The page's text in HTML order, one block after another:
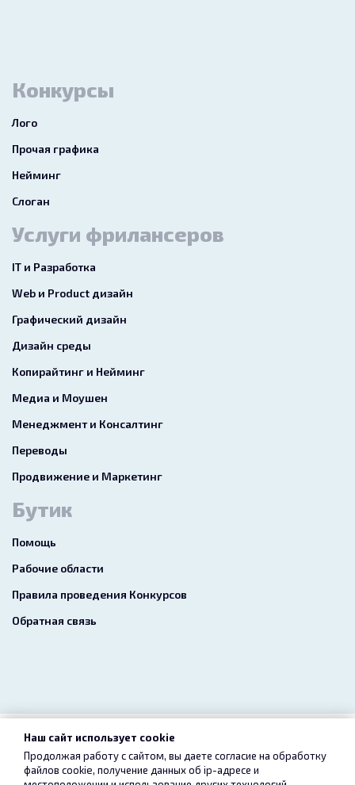
Конкурсы
Лого
Прочая графика
Нейминг
Слоган
Услуги фрилансеров
IT и Разработка
Web и Product дизайн
Графический дизайн
Дизайн среды
Копирайтинг и Нейминг
Медиа и Моушен
Менеджмент и Консалтинг
Переводы
Продвижение и Маркетинг
Бутик
Помощь
Рабочие области
Правила проведения Конкурсов
Обратная связь
2026 freelance.boutique
Пользовательское соглашение Конфиденциальность
Наш сайт использует cookie
Продолжая работу с сайтом, вы даете согласие на обработку
файлов cookie, получение данных об ip-адресе и